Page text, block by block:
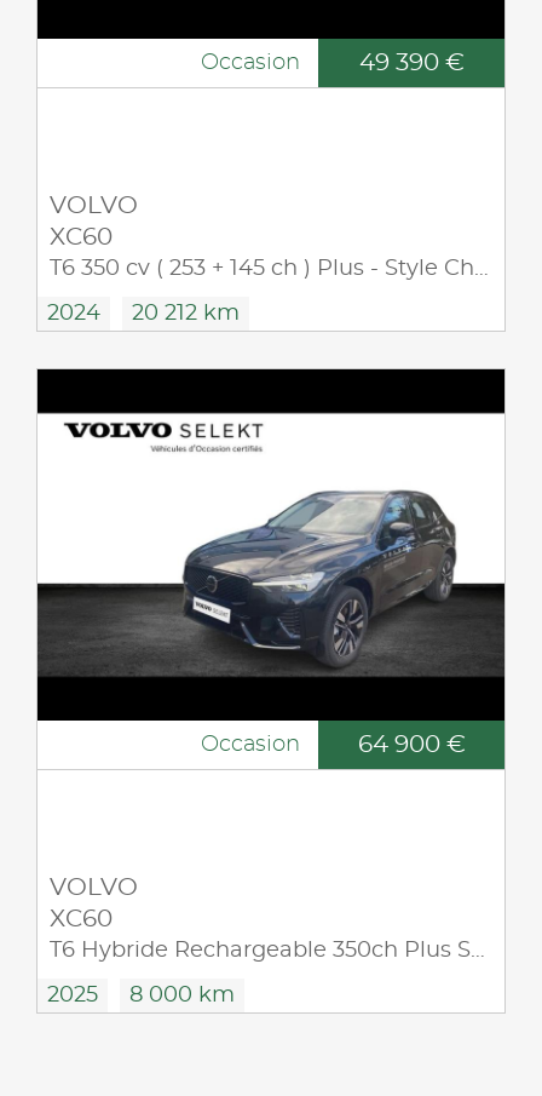
Occasion 49 390 €
VOLVO
XC60
T6 350 cv ( 253 + 145 ch ) Plus - Style Chrome 4 roues motrices
2024 20 212 km
Occasion 64 900 €
VOLVO
XC60
2025 8 000 km